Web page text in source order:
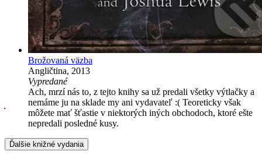
Brožovaná väzba
Angličtina, 2013
Vypredané
Ach, mrzí nás to, z tejto knihy sa už predali všetky výtlačky a
nemáme ju na sklade my ani vydavateľ :( Teoreticky však
môžete mať šťastie v niektorých iných obchodoch, ktoré ešte
nepredali posledné kusy.
Ďalšie knižné vydania